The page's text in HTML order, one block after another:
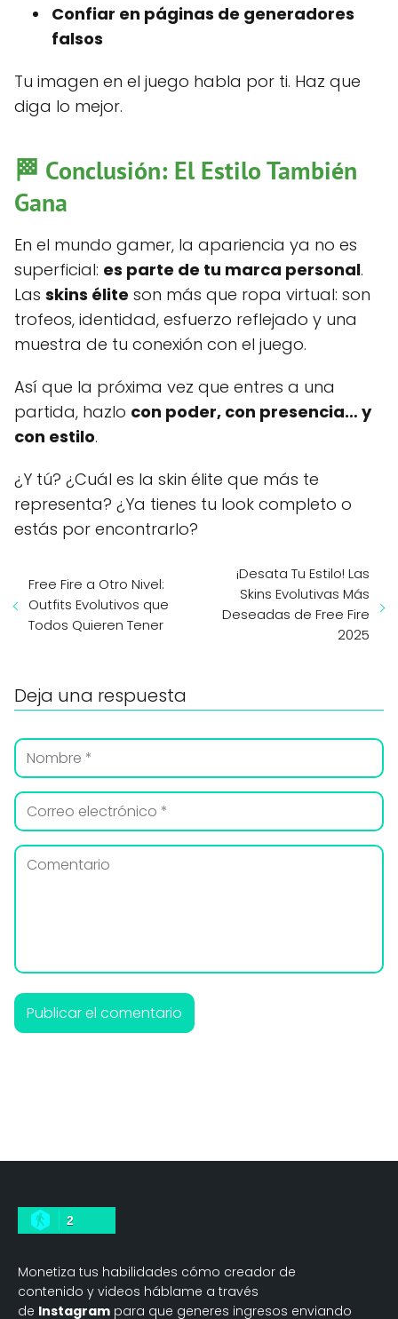
Confiar en páginas de generadores
falsos
Tu imagen en el juego habla por ti. Haz que
diga lo mejor.
🏁 Conclusión: El Estilo También
Gana
En el mundo gamer, la apariencia ya no es
superficial: es parte de tu marca personal.
Las skins élite son más que ropa virtual: son
trofeos, identidad, esfuerzo reflejado y una
muestra de tu conexión con el juego.
Así que la próxima vez que entres a una
partida, hazlo con poder, con presencia… y
con estilo.
¿Y tú? ¿Cuál es la skin élite que más te
representa? ¿Ya tienes tu look completo o
estás por encontrarlo?
Free Fire a Otro Nivel:
Outfits Evolutivos que
Todos Quieren Tener
¡Desata Tu Estilo! Las
Skins Evolutivas Más
Deseadas de Free Fire
2025
Deja una respuesta
2
Monetiza tus habilidades cómo creador de
contenido y videos háblame a través
de Instagram para que generes ingresos enviando